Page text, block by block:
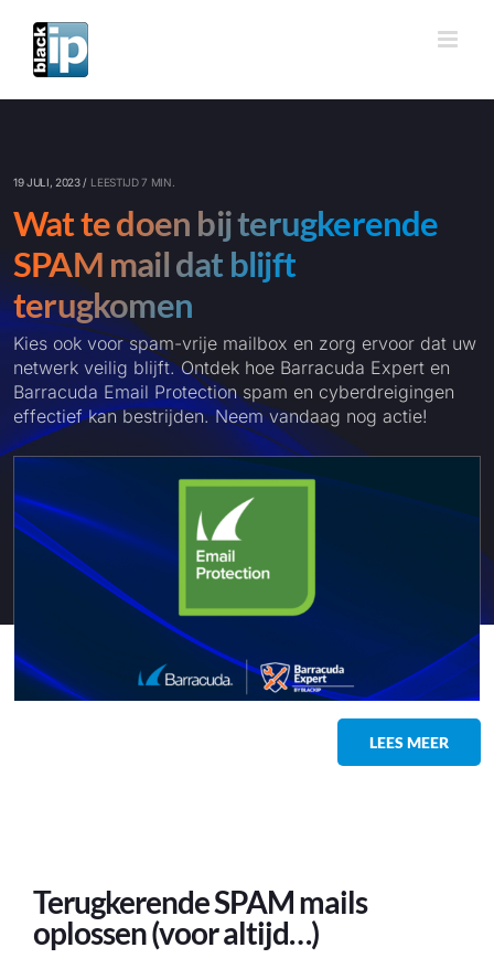
naar
inhoud
19 JULI, 2023 / LEESTIJD 7 MIN.
Wat te doen bij terugkerende
SPAM mail dat blijft
terugkomen
Kies ook voor spam-vrije mailbox en zorg ervoor dat uw
netwerk veilig blijft. Ontdek hoe Barracuda Expert en
Barracuda Email Protection spam en cyberdreigingen
effectief kan bestrijden. Neem vandaag nog actie!
LEES MEER
Terugkerende SPAM mails
oplossen (voor altijd…)